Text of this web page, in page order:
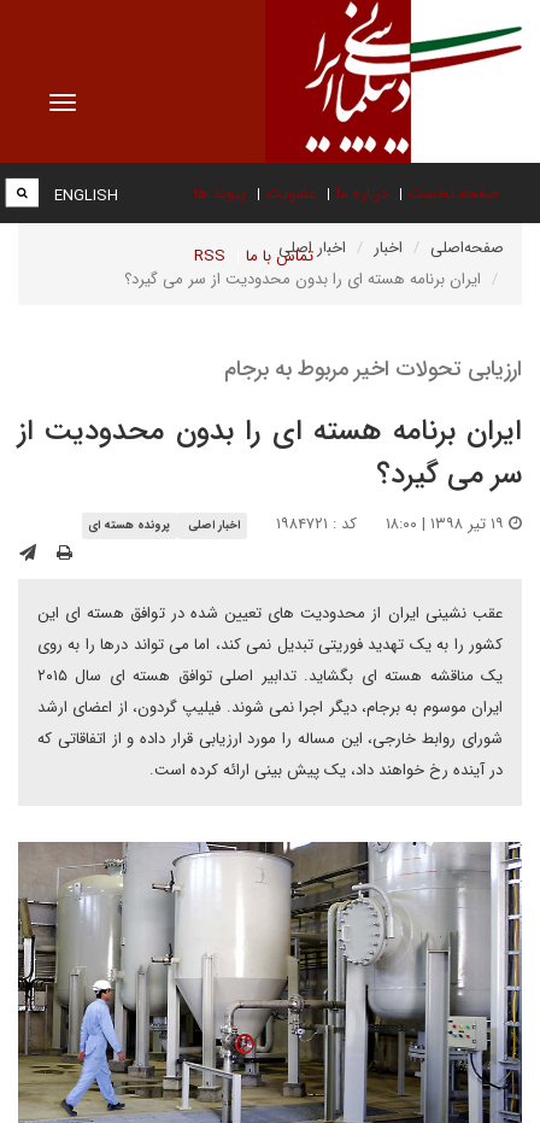
Toggle
صفحه نخست درباره ما عضویت پیوند ها
تماس با ما RSS
ENGLISH
صفحه‌اصلی اخبار
اخبار اصلی
ایران برنامه هسته ای را بدون محدودیت از سر می گیرد؟
ارزیابی تحولات اخیر مربوط به برجام
ایران برنامه هسته ای را بدون محدودیت از
سر می گیرد؟
کد : ۱۹۸۴۷۲۱ اخبار اصلی پرونده هسته ای
عقب نشینی ایران از محدودیت های تعیین شده در توافق هسته ای این
کشور را به یک تهدید فوریتی تبدیل نمی کند، اما می تواند درها را به روی
یک مناقشه هسته ای بگشاید. تدابیر اصلی توافق هسته ای سال ۲۰۱۵
ایران موسوم به برجام، دیگر اجرا نمی شوند. فیلیپ گردون، از اعضای ارشد
شورای روابط خارجی، این مساله را مورد ارزیابی قرار داده و از اتفاقاتی که
در آینده رخ خواهند داد، یک پیش بینی ارائه کرده است.